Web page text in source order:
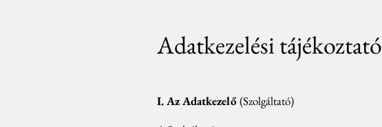
Adatkezelési tájékoztató
I. Az Adatkezelő(Szolgáltató)